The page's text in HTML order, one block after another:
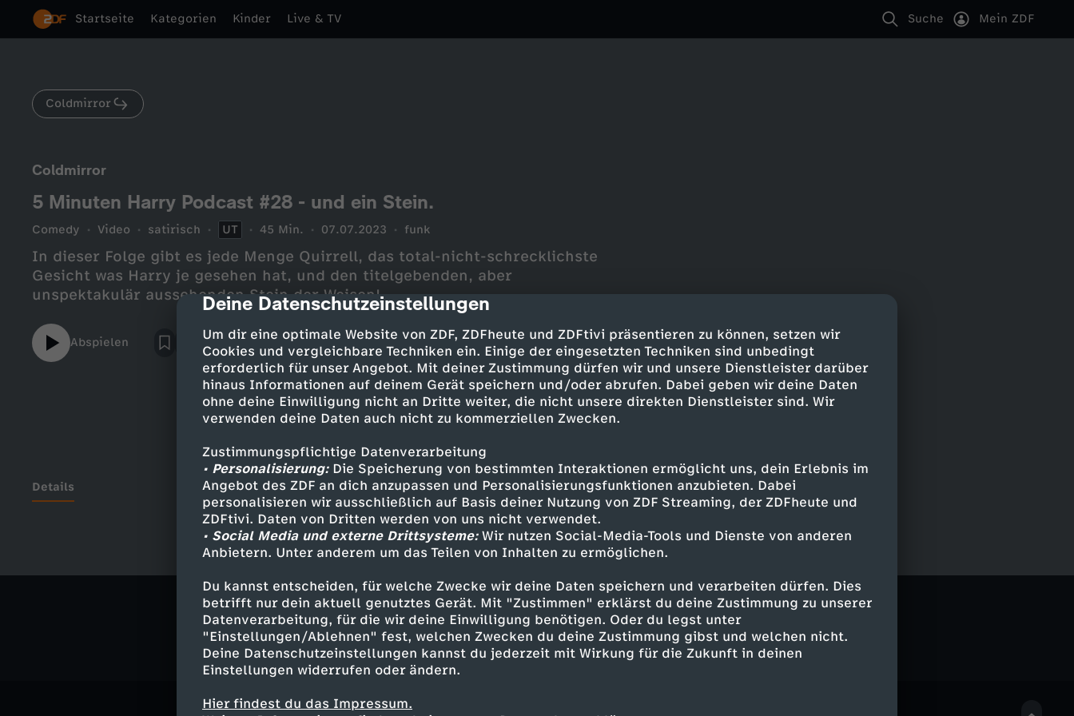
cmp-dialog-description
Deine Datenschutzeinstellungen
Um dir eine optimale Website von ZDF, ZDFheute und ZDFtivi präsentieren zu können, setzen wir
Cookies und vergleichbare Techniken ein. Einige der eingesetzten Techniken sind unbedingt
erforderlich für unser Angebot. Mit deiner Zustimmung dürfen wir und unsere Dienstleister darüber
hinaus Informationen auf deinem Gerät speichern und/oder abrufen. Dabei geben wir deine Daten
ohne deine Einwilligung nicht an Dritte weiter, die nicht unsere direkten Dienstleister sind. Wir
verwenden deine Daten auch nicht zu kommerziellen Zwecken.
Zustimmungspflichtige Datenverarbeitung
• Personalisierung:Die Speicherung von bestimmten Interaktionen ermöglicht uns, dein Erlebnis im
Angebot des ZDF an dich anzupassen und Personalisierungsfunktionen anzubieten. Dabei
personalisieren wir ausschließlich auf Basis deiner Nutzung von ZDF Streaming, der ZDFheute und
ZDFtivi. Daten von Dritten werden von uns nicht verwendet.
• Social Media und externe Drittsysteme:Wir nutzen Social-Media-Tools und Dienste von anderen
Anbietern. Unter anderem um das Teilen von Inhalten zu ermöglichen.
Du kannst entscheiden, für welche Zwecke wir deine Daten speichern und verarbeiten dürfen. Dies
betrifft nur dein aktuell genutztes Gerät. Mit "Zustimmen" erklärst du deine Zustimmung zu unserer
Datenverarbeitung, für die wir deine Einwilligung benötigen. Oder du legst unter
"Einstellungen/Ablehnen" fest, welchen Zwecken du deine Zustimmung gibst und welchen nicht.
Deine Datenschutzeinstellungen kannst du jederzeit mit Wirkung für die Zukunft in deinen
Einstellungen widerrufen oder ändern.
Hier findest du das Impressum.
Startseite Kategorien Kinder Live & TV Suche Mein ZDF
Coldmirror
Coldmirror
5 Minuten Harry Podcast #28 - und ein Stein.
Comedy Video satirisch UT 45 Min. 07.07.2023 funk
In dieser Folge gibt es jede Menge Quirrell, das total-nicht-schrecklichste
Gesicht was Harry je gesehen hat, und den titelgebenden, aber
unspektakulär aussehenden Stein der Weisen!
Abspielen
Details
Ähnliche Inhalte entdecken
Comedy Video satirisch Untertitel Coldmirror